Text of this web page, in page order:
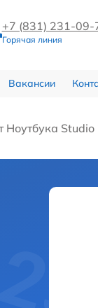
+7 (831) 231-09-
Горячая линия
Вакансии
Ноутбука Studio